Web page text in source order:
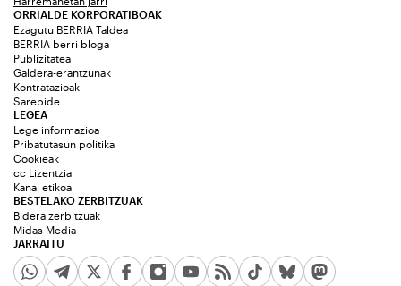
ORRIALDE KORPORATIBOAK
Ezagutu BERRIA Taldea
BERRIA berri bloga
Publizitatea
Galdera-erantzunak
Kontratazioak
Sarebide
JARRAITU
LEGEA
Lege informazioa
Pribatutasun politika
Cookieak
cc Lizentzia
Kanal etikoa
BESTELAKO ZERBITZUAK
Bidera zerbitzuak
Midas Media